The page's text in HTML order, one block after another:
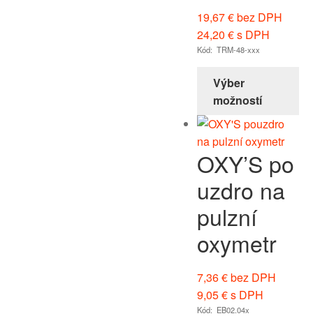
19,67€bez DPH
24,20 €s DPH
Kód: TRM-48-xxx
Výber
možností
OXY’S po
uzdro na
pulzní
oxymetr
7,36€bez DPH
9,05€s DPH
Kód: EB02.04x